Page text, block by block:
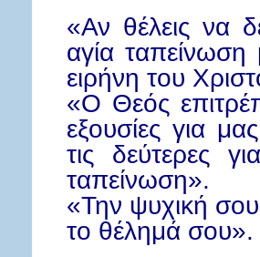
«Αν θέλεις να
αγία
ειρήνη του
«Ο Θεός
εξουσίες για
τις δεύτερες
ταπείνωση».
«Την ψυχική σου
το θέλημά σου».